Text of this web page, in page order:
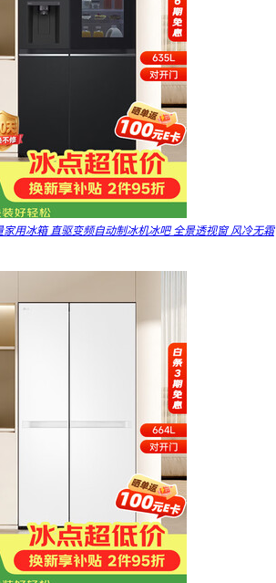
用冰箱 直驱变频自动制冰机冰吧 全景透视窗 风冷无霜